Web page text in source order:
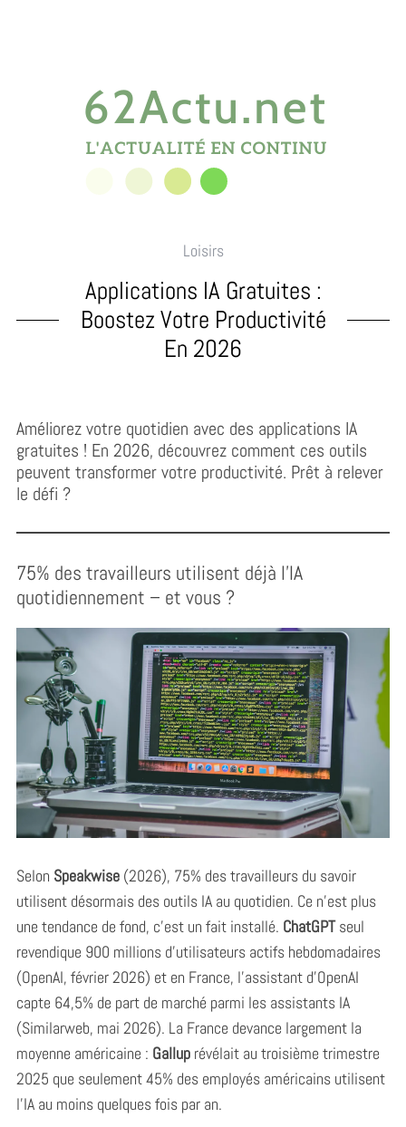
Loisirs
Applications IA Gratuites :
Boostez Votre Productivité
En 2026
Améliorez votre quotidien avec des applications IA
gratuites ! En 2026, découvrez comment ces outils
peuvent transformer votre productivité. Prêt à relever
le défi ?
75% des travailleurs utilisent déjà l’IA
quotidiennement – et vous ?
Selon Speakwise(2026), 75% des travailleurs du savoir
utilisent désormais des outils IA au quotidien. Ce n’est plus
une tendance de fond, c’est un fait installé. ChatGPTseul
revendique 900 millions d’utilisateurs actifs hebdomadaires
(OpenAI, février 2026) et en France, l’assistant d’OpenAI
capte 64,5% de part de marché parmi les assistants IA
(Similarweb, mai 2026). La France devance largement la
moyenne américaine : Galluprévélait au troisième trimestre
2025 que seulement 45% des employés américains utilisent
l’IA au moins quelques fois par an.